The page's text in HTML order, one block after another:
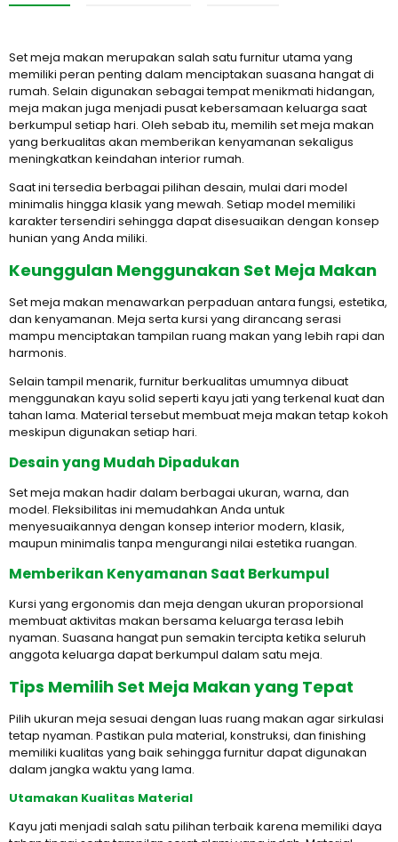
Set meja makan merupakan salah satu furnitur utama yang
memiliki peran penting dalam menciptakan suasana hangat di
rumah. Selain digunakan sebagai tempat menikmati hidangan,
meja makan juga menjadi pusat kebersamaan keluarga saat
berkumpul setiap hari. Oleh sebab itu, memilih set meja makan
yang berkualitas akan memberikan kenyamanan sekaligus
meningkatkan keindahan interior rumah.
Saat ini tersedia berbagai pilihan desain, mulai dari model
minimalis hingga klasik yang mewah. Setiap model memiliki
karakter tersendiri sehingga dapat disesuaikan dengan konsep
hunian yang Anda miliki.
Keunggulan Menggunakan Set Meja Makan
Set meja makan menawarkan perpaduan antara fungsi, estetika,
dan kenyamanan. Meja serta kursi yang dirancang serasi
mampu menciptakan tampilan ruang makan yang lebih rapi dan
harmonis.
Selain tampil menarik, furnitur berkualitas umumnya dibuat
menggunakan kayu solid seperti kayu jati yang terkenal kuat dan
tahan lama. Material tersebut membuat meja makan tetap kokoh
meskipun digunakan setiap hari.
Desain yang Mudah Dipadukan
Set meja makan hadir dalam berbagai ukuran, warna, dan
model. Fleksibilitas ini memudahkan Anda untuk
menyesuaikannya dengan konsep interior modern, klasik,
maupun minimalis tanpa mengurangi nilai estetika ruangan.
Memberikan Kenyamanan Saat Berkumpul
Kursi yang ergonomis dan meja dengan ukuran proporsional
membuat aktivitas makan bersama keluarga terasa lebih
nyaman. Suasana hangat pun semakin tercipta ketika seluruh
anggota keluarga dapat berkumpul dalam satu meja.
Tips Memilih Set Meja Makan yang Tepat
Pilih ukuran meja sesuai dengan luas ruang makan agar sirkulasi
tetap nyaman. Pastikan pula material, konstruksi, dan finishing
memiliki kualitas yang baik sehingga furnitur dapat digunakan
dalam jangka waktu yang lama.
Utamakan Kualitas Material
Kayu jati menjadi salah satu pilihan terbaik karena memiliki daya